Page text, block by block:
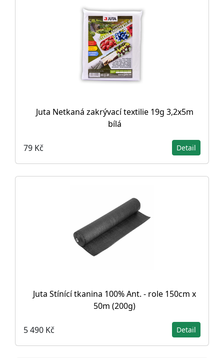
Juta Netkaná zakrývací textilie 19g 3,2x5m
bílá
79 Kč Detail
Juta Stínící tkanina 100% Ant. - role 150cm x
50m (200g)
5 490 Kč Detail